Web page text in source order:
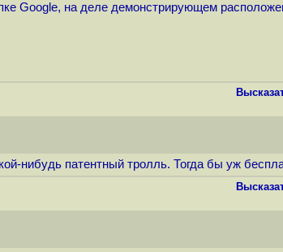
Google, на деле демонстрирующем
нибудь патентный тролль. Тогда бы уж